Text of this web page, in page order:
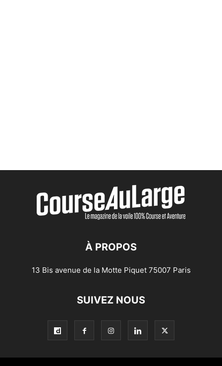
À PROPOS
13 Bis avenue de la Motte Piquet 75007 Paris
SUIVEZ NOUS